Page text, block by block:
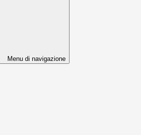
Menu di navigazione